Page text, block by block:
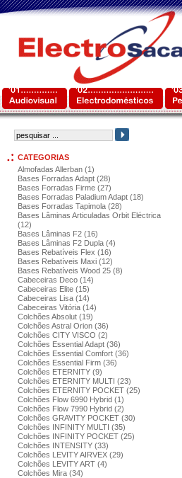
CATEGORIAS
Almofadas Allerban (1)
Bases Forradas Adapt (28)
Bases Forradas Firme (27)
Bases Forradas Paladium Adapt (18)
Bases Forradas Tapimola (28)
Bases Lâminas Articuladas Orbit Eléctrica
(12)
Bases Lâminas F2 (16)
Bases Lâminas F2 Dupla (4)
Bases Rebatíveis Flex (16)
Bases Rebatíveis Maxi (12)
Bases Rebatíveis Wood 25 (8)
Cabeceiras Deco (14)
Cabeceiras Elite (15)
Cabeceiras Lisa (14)
Cabeceiras Vitória (14)
Colchões Absolut (19)
Colchões Astral Orion (36)
Colchões CITY VISCO (2)
Colchões Essential Adapt (36)
Colchões Essential Comfort (36)
Colchões Essential Firm (36)
Colchões ETERNITY (9)
Colchões ETERNITY MULTI (23)
Colchões ETERNITY POCKET (25)
Colchões Flow 6990 Hybrid (1)
Colchões Flow 7990 Hybrid (2)
Colchões GRAVITY POCKET (30)
Colchões INFINITY MULTI (35)
Colchões INFINITY POCKET (25)
Colchões INTENSITY (33)
Colchões LEVITY AIRVEX (29)
Colchões LEVITY ART (4)
Colchões Mira (34)